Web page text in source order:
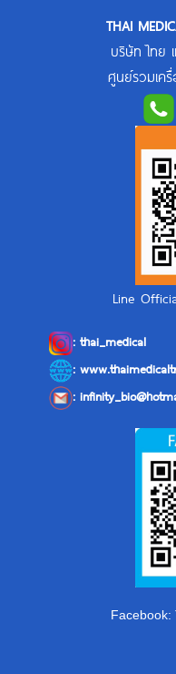
THAI
บริษัท ไทย
ศูนย์รวมเครื่
Line
:thai_medical
:
:
Facebook: